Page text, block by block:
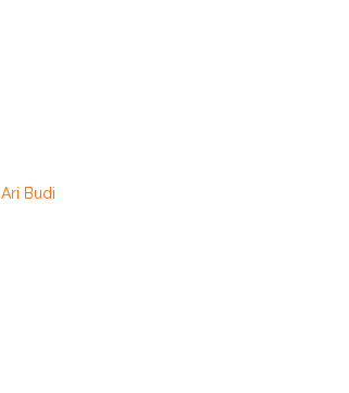
Ari Budi